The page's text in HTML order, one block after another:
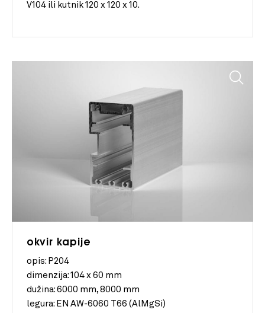
V104 ili kutnik 120 x 120 x 10.
okvir kapije
opis: P204
dimenzija: 104 x 60 mm
dužina: 6000 mm, 8000 mm
legura: EN AW-6060 T66 (AlMgSi)